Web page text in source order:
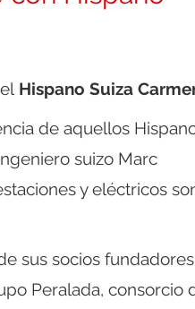
Hispano Suiza
de aquellos
suizo Marc
y eléctricos
sus socios
Peralada, consorcio